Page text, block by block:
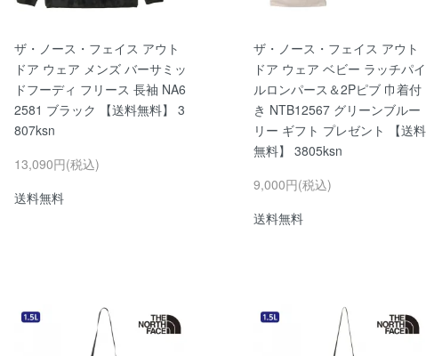
ザ・ノース・フェイス アウト
ドア ウェア メンズ バーサミッ
ドフーディ フリース 長袖 NA6
2581 ブラック 【送料無料】 3
807ksn
13,090円(税込)
送料無料
ザ・ノース・フェイス アウト
ドア ウェア ベビー ラッチパイ
ルロンパース＆2Pピブ 巾着付
き NTB12567 グリーンブルー
リー ギフト プレゼント 【送料
無料】 3805ksn
9,000円(税込)
送料無料